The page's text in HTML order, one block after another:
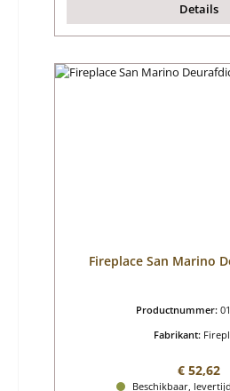
Details
Fireplace San Marino
Productnummer:
Fabrikant:
Normale
€ 52,62
Beschikbaar,